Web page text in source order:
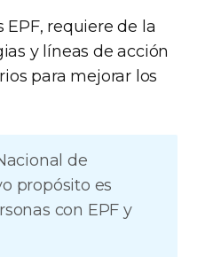
requiere de la
y líneas de acción
para mejorar los
de
propósito es
con EPF y